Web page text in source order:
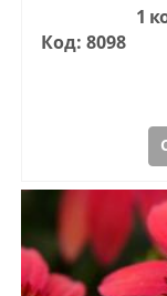
1
Код: 8098